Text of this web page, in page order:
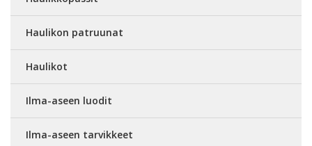
Haulikon patruunat
Haulikot
Ilma-aseen luodit
Ilma-aseen tarvikkeet